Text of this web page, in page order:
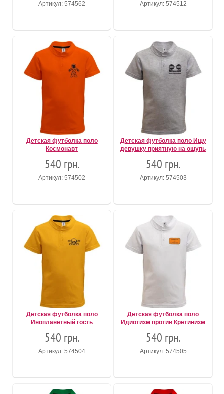
Артикул: 574562 Артикул: 574512
Детская футболка поло
Космонавт
540 грн.
Артикул: 574502
Детская футболка поло Ищу
девушку приятную на ощупь
540 грн.
Артикул: 574503
Детская футболка поло
Инопланетный гость
540 грн.
Артикул: 574504
Детская футболка поло
Идиотизм против Кретинизм
540 грн.
Артикул: 574505